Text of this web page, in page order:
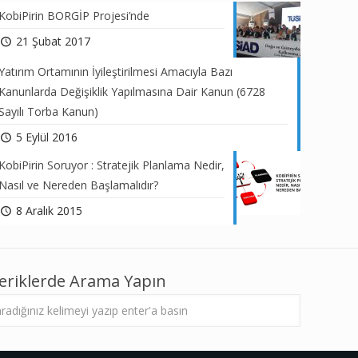
BORGİP Projesi’nde
21 Şubat 2017
Ortamının İyileştirilmesi Amacıyla Bazı
Değişiklik Yapılmasına Dair Kanun (6728
Torba Kanun)
5 Eylül 2016
Soruyor : Stratejik Planlama Nedir,
ve Nereden Başlamalıdır?
8 Aralık 2015
Arama Yapın